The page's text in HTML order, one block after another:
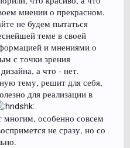
мнении о прекрасном.
не будем пытаться
теме в своей
и мнениями о
с точки зрения
а что - нет.
тему, решит для себя,
для реализации в
многим, особенно совсем
не сразу, но со